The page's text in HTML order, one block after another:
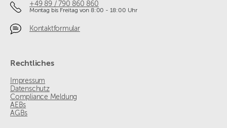
+49 89 / 790 860 860
Montag bis Freitag von 8:00 - 18:00 Uhr
Kontaktformular
Rechtliches
Impressum
Datenschutz
Compliance Meldung
AEBs
AGBs